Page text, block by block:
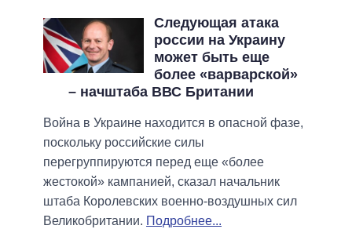
Следующая атака
россии на Украину
может быть еще
более «варварской»
– начштаба ВВС Британии
Война в Украине находится в опасной фазе,
поскольку российские силы
перегруппируются перед еще «более
жестокой» кампанией, сказал начальник
штаба Королевских военно-воздушных сил
Великобритании. Подробнее...